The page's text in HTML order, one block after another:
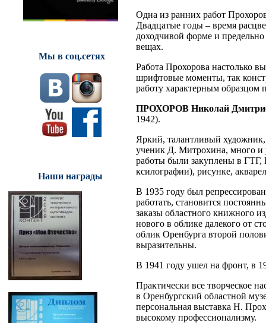
Мы в соц.сетях
Наши награды
Одна из ранних работ
Двадцатые годы – время
доходчивой форме и
вещах.
Работа Прохорова настолько
шрифтовые моменты, так
работу характерным образцом
ПРОХОРОВ Николай
1942).
Яркий, талантливый
ученик Д. Митрохина, много и
работы были закуплены в ГТГ,
ксилографии), рисунке,
В 1935 году был
работать, становится
заказы областного книжного
нового в облике далекого от
облик Оренбурга второй
выразительны.
В 1941 году ушел на фронт, в
Практически все творческое
в Оренбургский областной
персональная выставка Н.
высокому профессионализму.